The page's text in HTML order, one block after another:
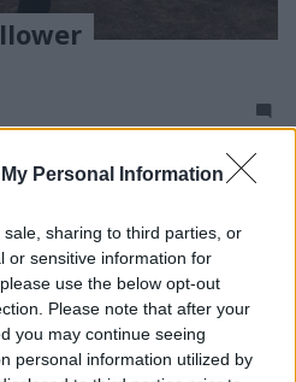
Personal Information
sharing to third parties, or
or sensitive information for
use the below opt-out
Please note that after your
you may continue seeing
personal information utilized by
egyszemélyes
szervesen építkező